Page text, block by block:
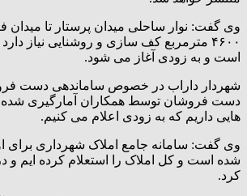
وی گفت: نوار ساحلی میدان پرستار تا میدان
۴۶٠٠ مترمربع کف سازی و روشنایی نیاز
است و به زودی آغاز می شود.
شهردار داراب در خصوص ساماندهی دست
دست فروشان توسط همکاران آمارگیری شده
هایی داریم که به زودی اعلام می کنیم.
وی گفت: سامانه جامع املاک شهرداری برای
شده است و کل املاک را استعلام کرده ایم و
کرد.